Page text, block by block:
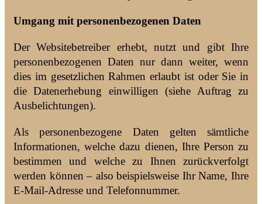
Umgang mit personenbezogenen Daten
Der Websitebetreiber erhebt, nutzt und gibt Ihre
personenbezogenen Daten nur dann weiter, wenn
dies im gesetzlichen Rahmen erlaubt ist oder Sie in
die Datenerhebung einwilligen (siehe Auftrag zu
Ausbelichtungen).
Als personenbezogene Daten gelten sämtliche
Informationen, welche dazu dienen, Ihre Person zu
bestimmen und welche zu Ihnen zurückverfolgt
werden können – also beispielsweise Ihr Name, Ihre
E-Mail-Adresse und Telefonnummer.